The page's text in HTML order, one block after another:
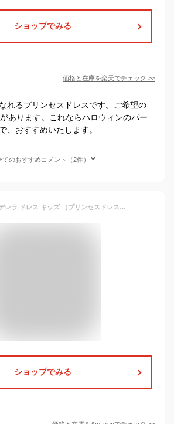
ショップでみる
価格と在庫を楽天でチェック >>
れるプリンセスドレスです。ご希望の
あります。これならハロウィンのパー
、おすすめいたします。
てのおすすめコメント（2件）
TYHTYM シンデレラ ドレス キッズ （プリンセスドレス＋アームカバー）2点セット 100-140cmスカート6層構造 コスプレ 衣装 仮装 着心地よい 動きやすく ふんわり お姫様 ワンピース キッズコスチューム・変身・なりきり 誕生日/パーディー/七五三/記念撮影用/遊園地でも快適 (ブルー, 4-5Y)
ショップでみる